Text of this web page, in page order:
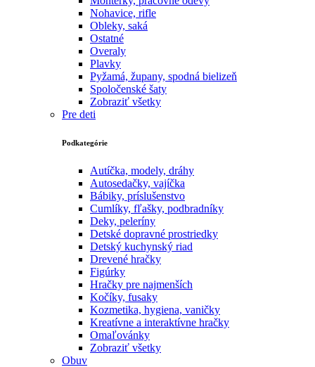
Nohavice, rifle
Obleky, saká
Ostatné
Overaly
Plavky
Pyžamá, župany, spodná bielizeň
Spoločenské šaty
Zobraziť všetky
Pre deti
Podkategórie
Autíčka, modely, dráhy
Autosedačky, vajíčka
Bábiky, príslušenstvo
Cumlíky, fľašky, podbradníky
Deky, peleríny
Detské dopravné prostriedky
Detský kuchynský riad
Drevené hračky
Figúrky
Hračky pre najmenších
Kočíky, fusaky
Kozmetika, hygiena, vaničky
Kreatívne a interaktívne hračky
Omaľovánky
Zobraziť všetky
Obuv